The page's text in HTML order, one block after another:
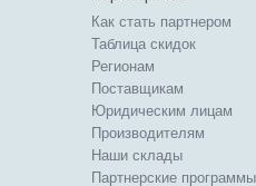
Как стать партнером
Таблица скидок
Регионам
Поставщикам
Юридическим лицам
Производителям
Наши склады
Партнерские программы